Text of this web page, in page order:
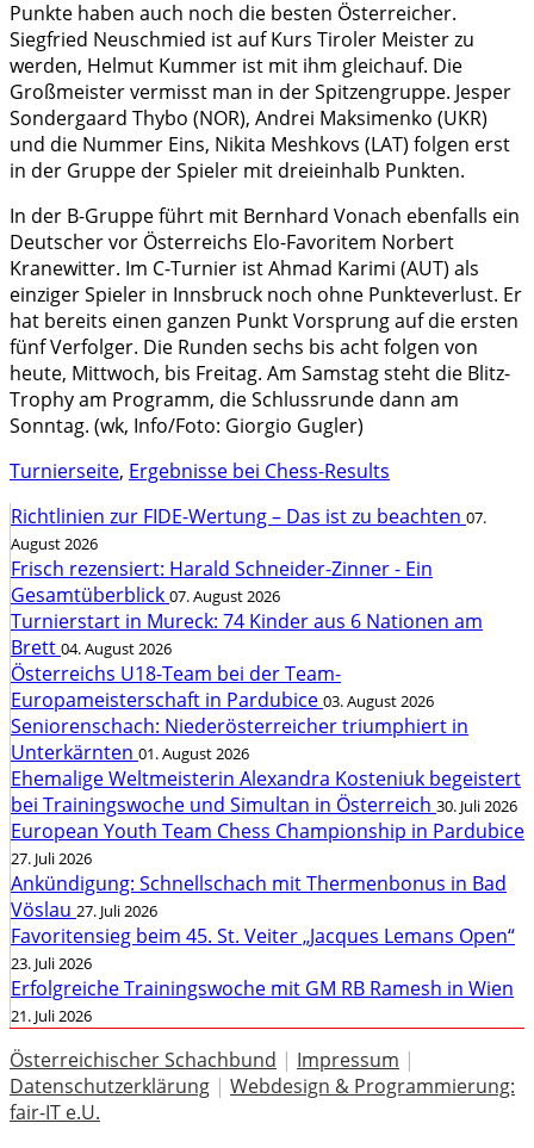
Punkte haben auch noch die besten Österreicher.
Siegfried Neuschmied ist auf Kurs Tiroler Meister zu
werden, Helmut Kummer ist mit ihm gleichauf. Die
Großmeister vermisst man in der Spitzengruppe. Jesper
Sondergaard Thybo (NOR), Andrei Maksimenko (UKR)
und die Nummer Eins, Nikita Meshkovs (LAT) folgen erst
in der Gruppe der Spieler mit dreieinhalb Punkten.
In der B-Gruppe führt mit Bernhard Vonach ebenfalls ein
Deutscher vor Österreichs Elo-Favoritem Norbert
Kranewitter. Im C-Turnier ist Ahmad Karimi (AUT) als
einziger Spieler in Innsbruck noch ohne Punkteverlust. Er
hat bereits einen ganzen Punkt Vorsprung auf die ersten
fünf Verfolger. Die Runden sechs bis acht folgen von
heute, Mittwoch, bis Freitag. Am Samstag steht die Blitz-
Trophy am Programm, die Schlussrunde dann am
Sonntag. (wk, Info/Foto: Giorgio Gugler)
Turnierseite, Ergebnisse bei Chess-Results
Richtlinien zur FIDE-Wertung – Das ist zu beachten 07.
August 2026
Frisch rezensiert: Harald Schneider-Zinner - Ein
Gesamtüberblick 07. August 2026
Turnierstart in Mureck: 74 Kinder aus 6 Nationen am
Brett 04. August 2026
Österreichs U18-Team bei der Team-
Europameisterschaft in Pardubice 03. August 2026
Seniorenschach: Niederösterreicher triumphiert in
Unterkärnten 01. August 2026
Ehemalige Weltmeisterin Alexandra Kosteniuk begeistert
bei Trainingswoche und Simultan in Österreich 30. Juli 2026
European Youth Team Chess Championship in Pardubice
27. Juli 2026
Ankündigung: Schnellschach mit Thermenbonus in Bad
Vöslau 27. Juli 2026
Favoritensieg beim 45. St. Veiter „Jacques Lemans Open“
23. Juli 2026
Erfolgreiche Trainingswoche mit GM RB Ramesh in Wien
21. Juli 2026
Österreichischer Schachbund | Impressum |
Datenschutzerklärung | Webdesign & Programmierung:
fair-IT e.U.